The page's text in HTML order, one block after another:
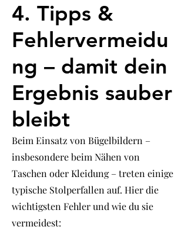
4. Tipps &
Fehlervermeidu
ng – damit dein
Ergebnis sauber
bleibt
Beim Einsatz von Bügelbildern –
insbesondere beim Nähen von
Taschen oder Kleidung – treten einige
typische Stolperfallen auf. Hier die
wichtigsten Fehler und wie du sie
vermeidest: